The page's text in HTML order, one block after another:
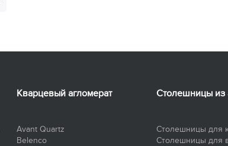
Кварцевый агломерат
Avant Quartz
Belenco
Столешницы из
Столешницы для
Столешницы для